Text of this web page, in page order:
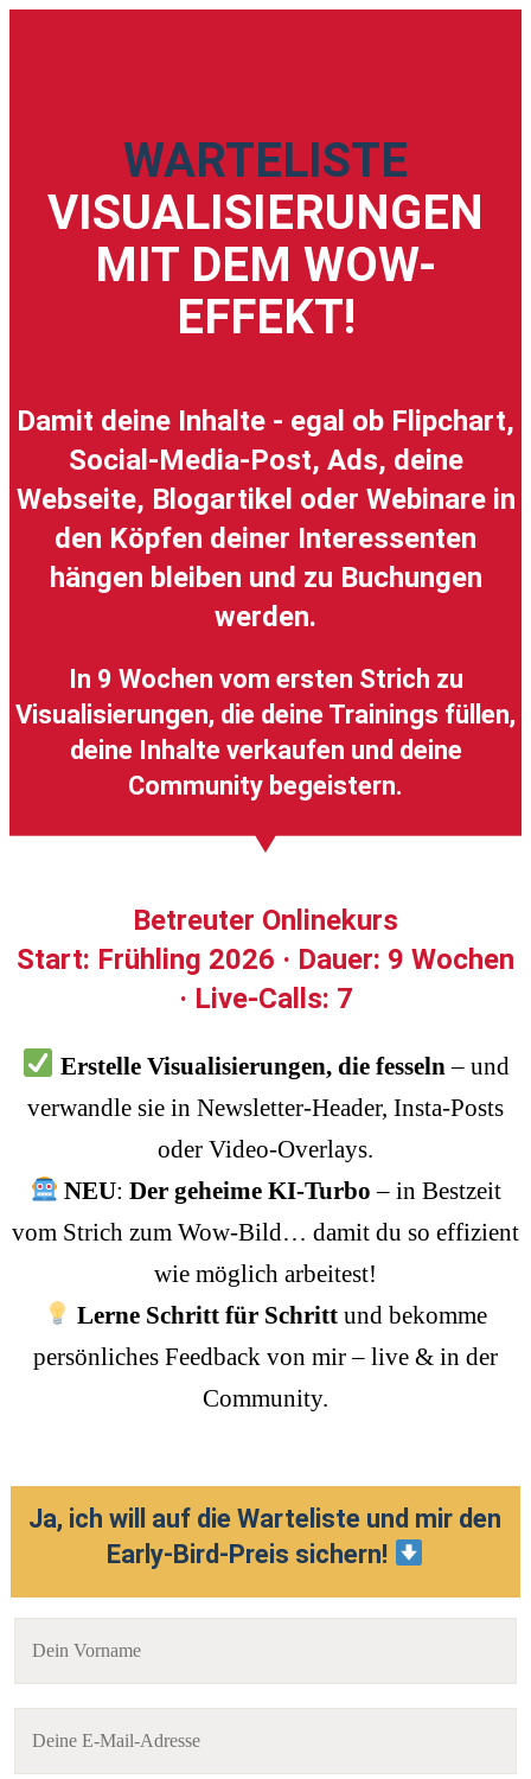
WARTELISTE
VISUALISIERUNGEN
MIT DEM WOW-
EFFEKT!
Damit deine Inhalte - egal ob Flipchart,
Social-Media-Post, Ads, deine
Webseite, Blogartikel oder Webinare in
den Köpfen deiner Interessenten
hängen bleiben und zu Buchungen
werden.
In 9 Wochen vom ersten Strich zu
Visualisierungen, die deine Trainings füllen,
deine Inhalte verkaufen und deine
Community begeistern.
Betreuter Onlinekurs
Start: Frühling 2026 · Dauer: 9 Wochen
· Live-Calls: 7
Erstelle Visualisierungen, die fesseln– und
verwandle sie in Newsletter-Header, Insta-Posts
oder Video-Overlays.
NEU: Der geheime KI-Turbo – in Bestzeit
vom Strich zum Wow-Bild… damit du so effizient
wie möglich arbeitest!
Lerne Schritt für Schritt und bekomme
persönliches Feedback von mir – live & in der
Community.
Ja, ich will auf die Warteliste und mir den
Early-Bird-Preis sichern!